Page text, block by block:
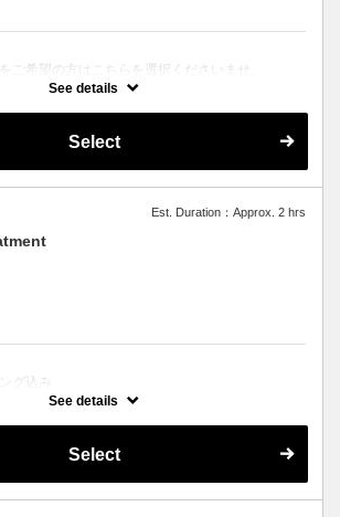
ご希望の方はこちらを選択くださいませ。
います。
LL¥＋2200
See details
Select
Est. Duration：Approx. 2 hrs
グ込み
ー込み
ご選択ください。
ロング料金を頂戴いたします。
See details
Select